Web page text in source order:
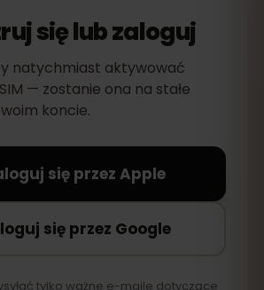
się lub zaloguj
natychmiast aktywować
— zostanie ona na stałe
koncie.
się przez Apple
się przez Google
tylko ważne e-maile dotyczące